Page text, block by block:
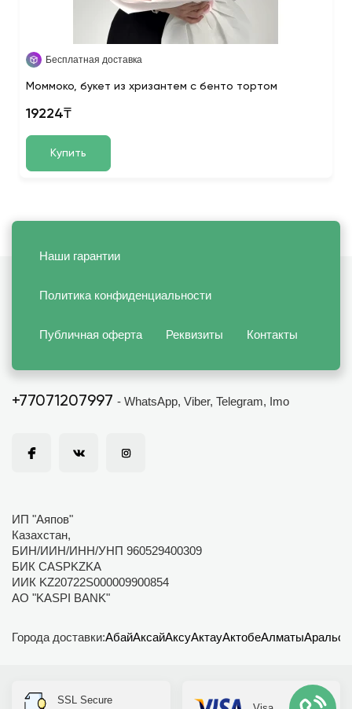
Бесплатная доставка
Моммоко, букет из хризантем с бенто тортом
19224₸
Купить
Наши гарантии
Политика конфиденциальности
Публичная оферта Реквизиты Контакты
+77071207997 - WhatsApp, Viber, Telegram, Imo
ИП "Аяпов"
Казахстан,
БИН/ИИН/ИНН/УНП 960529400309
БИК CASPKZKA
ИИК KZ20722S000009900854
АО "KASPI BANK"
Города доставки:АбайАксайАксуАктауАктобеАлматыАральск
SSL Secure